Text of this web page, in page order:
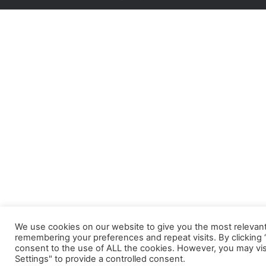
We use cookies on our website to give you the most
remembering your preferences and repeat visits. By clicking
consent to the use of ALL the cookies. However, you may
Settings" to provide a controlled consent.